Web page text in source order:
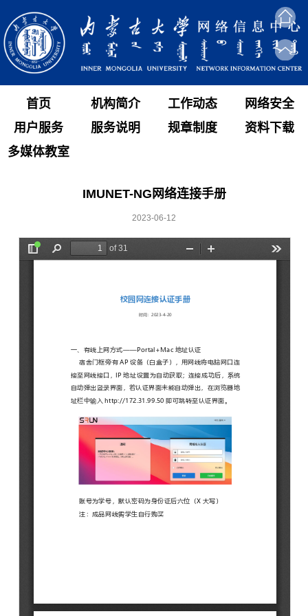
首页 机构简介 工作动态
网络安全
用户服务
服务说明 规章制度
资料下载
多媒体教室
IMUNET-NG网络连接手册
2023-06-12